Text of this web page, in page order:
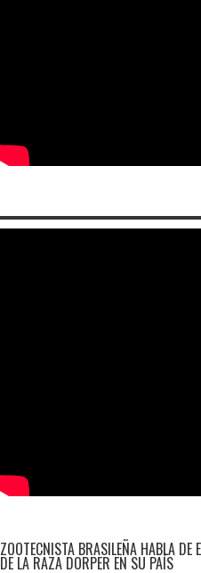
ZOOTECNISTA BRASILEÑA HABLA DE
DE LA RAZA DORPER EN SU PAÍS